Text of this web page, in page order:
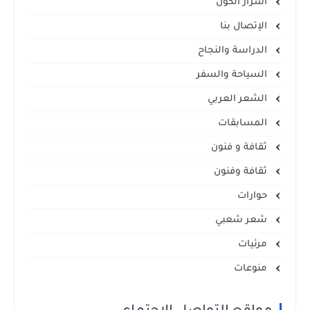
أسرار الكون
الإتصال بنا
الدراسة والنجاح
السياحة والسفر
الشعر العربي
المسابقات
ثقافة و فنون
ثقافة وفنون
حوارات
شعر شعبي
مرئيات
منوعات